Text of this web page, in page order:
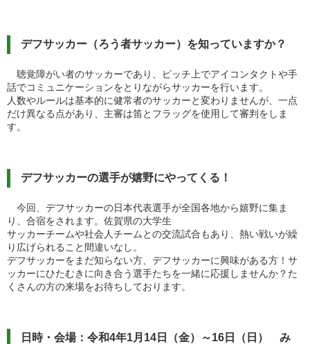
デフサッカー（ろう者サッカー）を知っていますか？
聴覚障がい者のサッカーであり、ピッチ上でアイコンタクトや手
話でコミュニケーションをとりながらサッカーを行います。
人数やルールは基本的に健常者のサッカーと変わりませんが、一点
だけ異なる点があり、主審は笛とフラッグを使用して審判をしま
す。
デフサッカーの選手が嬉野にやってくる！
今回、デフサッカーの日本代表選手が全国各地から嬉野に集ま
り、合宿をされます。佐賀県の大学生
サッカーチームや社会人チームとの交流試合もあり、熱い戦いが繰
り広げられること間違いなし。
デフサッカーをまだ知らない方、デフサッカーに興味がある方！サ
ッカーにひたむきに向き合う選手たちを一緒に応援しませんか？た
くさんの方の来場をお待ちしております。
日時・会場：令和4年1月14日（金）～16日（日） み